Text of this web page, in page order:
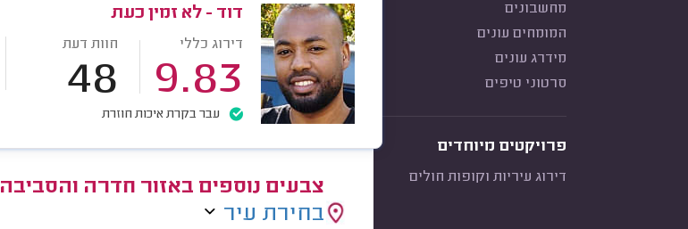
מחשבונים
המומחים עונים
מידרג עונים
סרטוני טיפים
פרויקטים מיוחדים
דירוג עיריות וקופות חולים
דוד - לא זמין כעת
דירוג כללי
9.83
חוות דעת
48
עבר בקרת איכות חוזרת
צבעים נוספים באזור חדרה והסביבה
בחירת עיר